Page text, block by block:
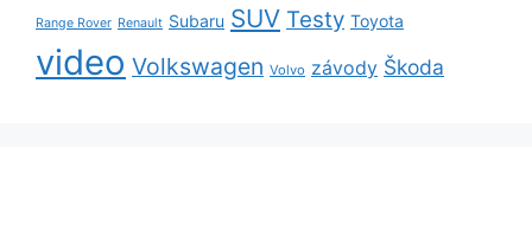
Range Rover Renault Subaru SUV Testy Toyota
video Volkswagen Volvo závody Škoda